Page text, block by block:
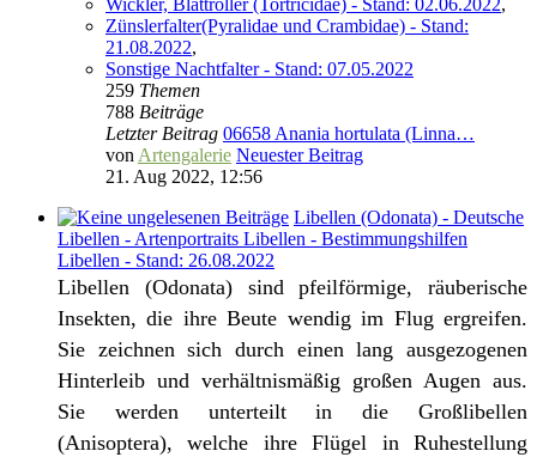
Wickler, Blattroller (Tortricidae) - Stand: 02.06.2022,
Zünslerfalter(Pyralidae und Crambidae) - Stand:
21.08.2022,
Sonstige Nachtfalter - Stand: 07.05.2022
259 Themen
788 Beiträge
Letzter Beitrag 06658 Anania hortulata (Linna…
von Artengalerie Neuester Beitrag
21. Aug 2022, 12:56
Libellen (Odonata) - Deutsche
Libellen - Artenportraits Libellen - Bestimmungshilfen
Libellen - Stand: 26.08.2022
Libellen (Odonata) sind pfeilförmige, räuberische
Insekten, die ihre Beute wendig im Flug ergreifen.
Sie zeichnen sich durch einen lang ausgezogenen
Hinterleib und verhältnismäßig großen Augen aus.
Sie werden unterteilt in die Großlibellen
(Anisoptera), welche ihre Flügel in Ruhestellung